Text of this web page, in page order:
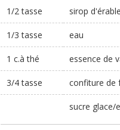
1/2 tasse sirop d'érable
1/3 tasse eau
1 c.à thé essence de
3/4 tasse confiture de
sucre glace/